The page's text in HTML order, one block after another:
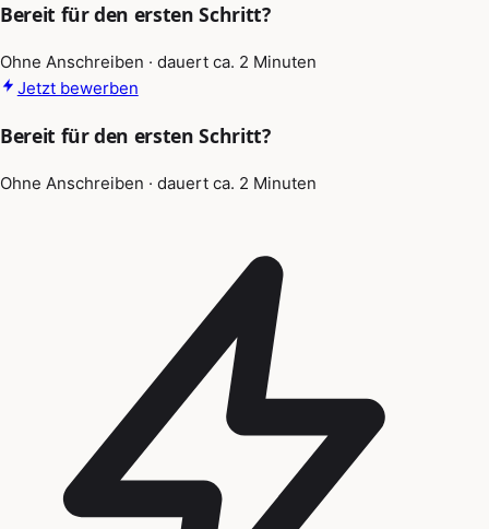
Bereit für den ersten Schritt?
Ohne Anschreiben · dauert ca. 2 Minuten
Jetzt bewerben
Bereit für den ersten Schritt?
Ohne Anschreiben · dauert ca. 2 Minuten